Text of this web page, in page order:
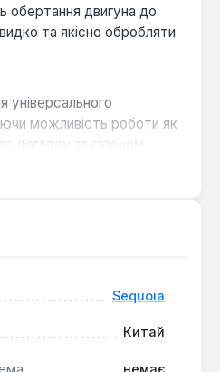
обертання двигуна до
та якісно обробляти
можливість роботи як
догляду за газоном
см), так і з металевим
балансу та захисту
Двигун 51.7 см³ та
умовах.
Велосипедна рукоятка
Sequoia
Китай
немає